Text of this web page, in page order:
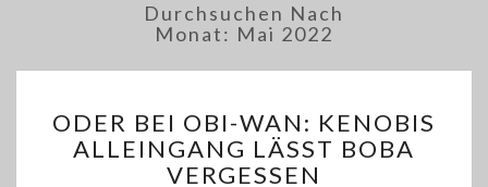
Durchsuchen Nach
Monat: Mai 2022
BEI
OBI-
WAN:
ODER BEI OBI-WAN: KENOBIS
ALLEINGANG LÄSST BOBA
VERGESSEN